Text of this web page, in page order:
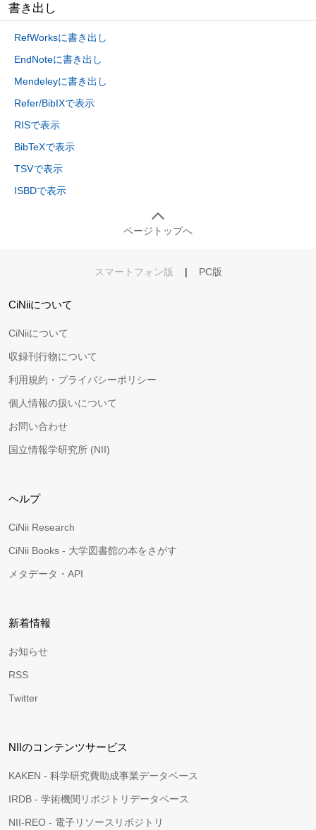
書き出し
RefWorksに書き出し
EndNoteに書き出し
Mendeleyに書き出し
Refer/BibIXで表示
RISで表示
BibTeXで表示
TSVで表示
ISBDで表示
ページトップへ
スマートフォン版 | PC版
CiNiiについて
CiNiiについて
収録刊行物について
利用規約・プライバシーポリシー
個人情報の扱いについて
お問い合わせ
国立情報学研究所 (NII)
ヘルプ
CiNii Research
CiNii Books - 大学図書館の本をさがす
メタデータ・API
新着情報
お知らせ
RSS
Twitter
NIIのコンテンツサービス
KAKEN - 科学研究費助成事業データベース
IRDB - 学術機関リポジトリデータベース
NII-REO - 電子リソースリポジトリ